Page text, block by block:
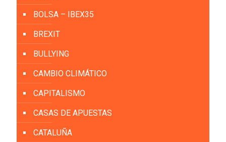
BOLSA – IBEX35
BREXIT
BULLYING
CAMBIO CLIMÁTICO
CAPITALISMO
CASAS DE APUESTAS
CATALUÑA